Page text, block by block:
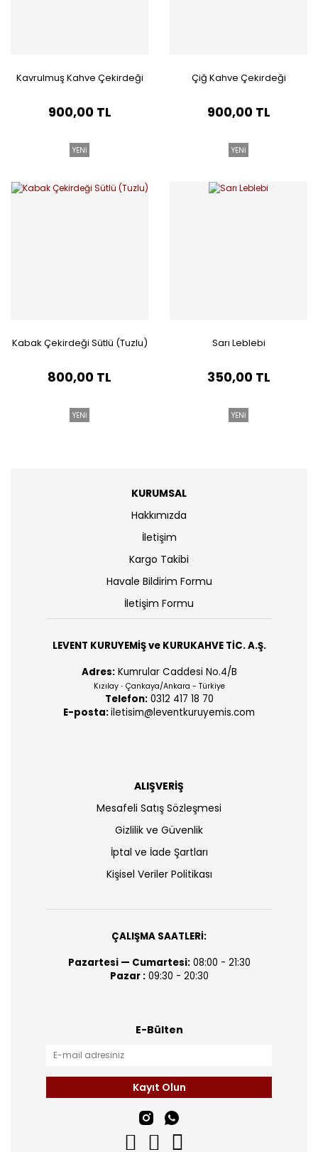
Kavrulmuş Kahve Çekirdeği
900,00 TL
YENİ
Çiğ Kahve Çekirdeği
900,00 TL
YENİ
Kabak Çekirdeği Sütlü (Tuzlu)
800,00 TL
YENİ
Sarı Leblebi
350,00 TL
YENİ
KURUMSAL
Hakkımızda
İletişim
Kargo Takibi
Havale Bildirim Formu
İletişim Formu
LEVENT KURUYEMİŞ ve KURUKAHVE TİC. A.Ş.
Adres:Kumrular Caddesi No.4/B
Kızılay - Çankaya/Ankara - Türkiye
Telefon:0312 417 18 70
E-posta:iletisim@leventkuruyemis.com
ALIŞVERİŞ
Mesafeli Satış Sözleşmesi
Gizlilik ve Güvenlik
İptal ve İade Şartları
Kişisel Veriler Politikası
ÇALIŞMA SAATLERİ:
Pazartesi — Cumartesi:08:00 - 21:30
Pazar :09:30 - 20:30
E-Bülten
Kayıt Olun